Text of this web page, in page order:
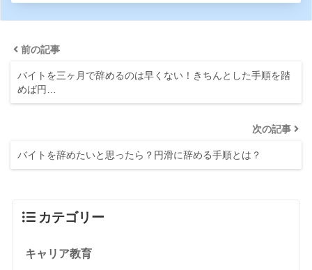
前の記事
バイトを三ヶ月で辞めるのは早くない！きちんとした手順を踏
めば円…
次の記事
バイトを辞めたいと思ったら？円滑に辞める手順とは？
カテゴリー
キャリア教育